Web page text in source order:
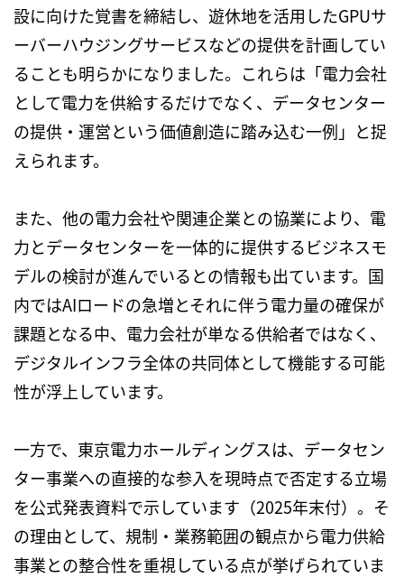
設に向けた覚書を締結し、遊休地を活用したGPUサ
ーバーハウジングサービスなどの提供を計画してい
ることも明らかになりました。これらは「電力会社
として電力を供給するだけでなく、データセンター
の提供・運営という価値創造に踏み込む一例」と捉
えられます。
また、他の電力会社や関連企業との協業により、電
力とデータセンターを一体的に提供するビジネスモ
デルの検討が進んでいるとの情報も出ています。国
内ではAIロードの急増とそれに伴う電力量の確保が
課題となる中、電力会社が単なる供給者ではなく、
デジタルインフラ全体の共同体として機能する可能
性が浮上しています。
一方で、東京電力ホールディングスは、データセン
ター事業への直接的な参入を現時点で否定する立場
を公式発表資料で示しています（2025年末付）。そ
の理由として、規制・業務範囲の観点から電力供給
事業との整合性を重視している点が挙げられていま